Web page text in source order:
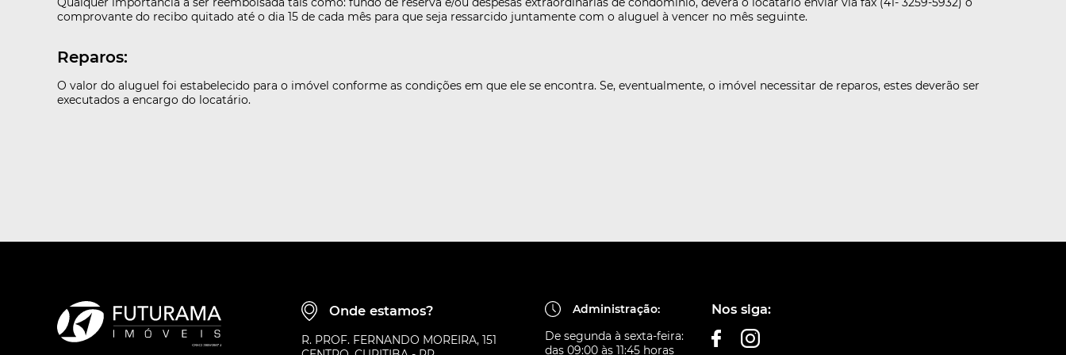
comprovante do recibo quitado até o dia 15 de cada mês para que seja ressarcido juntamente com o aluguel à vencer no mês seguinte.
Reparos:
O valor do aluguel foi estabelecido para o imóvel conforme as condições em que ele se encontra. Se, eventualmente, o imóvel necessitar de reparos, estes deverão ser
executados a encargo do locatário.
Onde estamos?
R. PROF. FERNANDO MOREIRA, 151
Administração:
De segunda à sexta-feira:
das 09:00 às 11:45 horas
Nos siga: